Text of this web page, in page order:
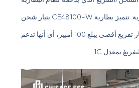
مدة شحن/تفريغ البطارية. تتميز بطارية CE48100-W بتيار شحن
أقصى يبلغ 50 أمبير وتيار تفريغ أقصى يبلغ 100 أمبير، أي أنها تدعم